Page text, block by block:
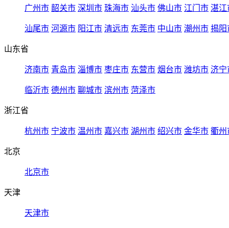
广州市 韶关市 深圳市 珠海市 汕头市 佛山市 江门市 湛江
汕尾市 河源市 阳江市 清远市 东莞市 中山市 潮州市 揭阳
山东省
济南市 青岛市 淄博市 枣庄市 东营市 烟台市 潍坊市 济宁
临沂市 德州市 聊城市 滨州市 菏泽市
浙江省
杭州市 宁波市 温州市 嘉兴市 湖州市 绍兴市 金华市 衢州
北京
北京市
天津
天津市